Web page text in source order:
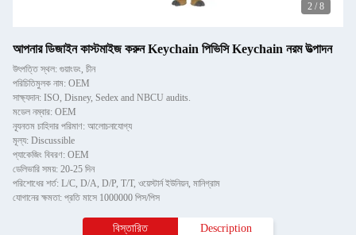
2 / 8
আপনার ডিজাইন কাস্টমাইজ করুন Keychain পিভিসি Keychain নরম উত্পাদন
উৎপত্তি স্থল: গুয়াংডং, চীন
পরিচিতিমুলক নাম: OEM
সাক্ষ্যদান: ISO, Disney, Sedex and NBCU audits.
মডেল নম্বার: OEM
ন্যূনতম চাহিদার পরিমাণ: আলোচনাযোগ্য
মূল্য: Discussible
প্যাকেজিং বিবরণ: OEM
ডেলিভারি সময়: 20-25 দিন
পরিশোধের শর্ত: L/C, D/A, D/P, T/T, ওয়েস্টার্ন ইউনিয়ন, মানিগ্রাম
যোগানের ক্ষমতা: প্রতি মাসে 1000000 পিস/পিস
বিস্তারিত Description